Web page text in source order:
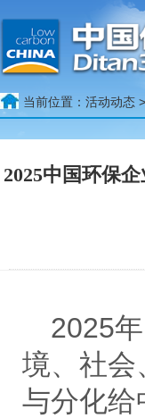
当前位置： 活动动态 >
2025中国环保
2025
境、社会
与分化给